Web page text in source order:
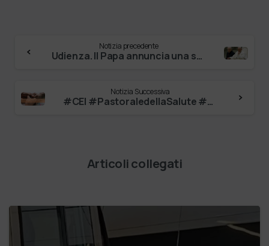
Notizia precedente
Udienza. Il Papa annuncia una seconda Laudato si’: sarà pubblicata il 4 ottobre
Notizia Successiva
#CEI #PastoraledellaSalute #ceisalute
Articoli collegati